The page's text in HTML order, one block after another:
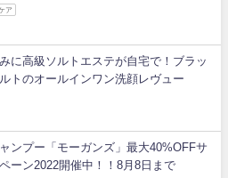
ア
に高級ソルトエステが自宅で！ブラッ
トのオールインワン洗顔レヴュー
ンプー「モーガンズ」最大40%OFFサ
ーン2022開催中！！8月8日まで